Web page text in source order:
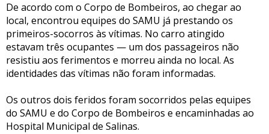
De acordo com o Corpo de Bombeiros, ao chegar ao
local, encontrou equipes do SAMU já prestando os
primeiros-socorros às vítimas. No carro atingido
estavam três ocupantes — um dos passageiros não
resistiu aos ferimentos e morreu ainda no local. As
identidades das vítimas não foram informadas.
Os outros dois feridos foram socorridos pelas equipes
do SAMU e do Corpo de Bombeiros e encaminhadas ao
Hospital Municipal de Salinas.